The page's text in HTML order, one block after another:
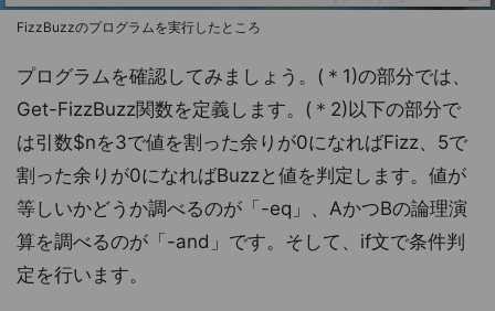
FizzBuzzのプログラムを実行したところ
プログラムを確認してみましょう。(＊1)の部分では、
Get-FizzBuzz関数を定義します。(＊2)以下の部分で
は引数$nを3で値を割った余りが0になればFizz、5で
割った余りが0になればBuzzと値を判定します。値が
等しいかどうか調べるのが「-eq」、AかつBの論理演
算を調べるのが「-and」です。そして、if文で条件判
定を行います。